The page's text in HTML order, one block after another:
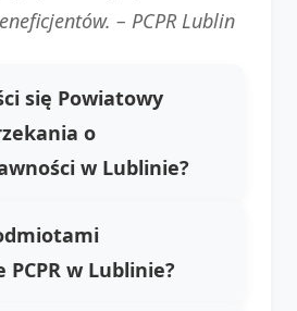
– PCPR Lublin
się Powiatowy
o
w Lublinie?
PCPR w Lublinie?